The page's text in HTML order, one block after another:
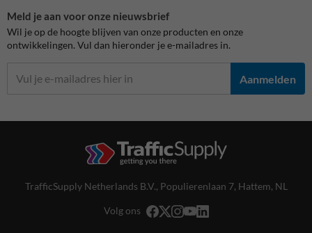
Meld je aan voor onze nieuwsbrief
Wil je op de hoogte blijven van onze producten en onze
ontwikkelingen. Vul dan hieronder je e-mailadres in.
Aanmelden
TrafficSupply Netherlands B.V., Populierenlaan 7, Hattem, NL
Volg ons